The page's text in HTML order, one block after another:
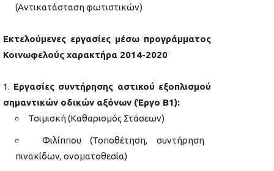
(Αντικατάσταση φωτιστικών)
Εκτελούμενες εργασίες μέσω προγράμματος
Κοινωφελούς χαρακτήρα 2014-2020
Εργασίες συντήρησης αστικού εξοπλισμού
σημαντικών οδικών αξόνων (Έργο Β1):
Τσιμισκή (Καθαρισμός Στάσεων)
Φιλίππου (Τοποθέτηση, συντήρηση
πινακίδων, ονοματοθεσία)